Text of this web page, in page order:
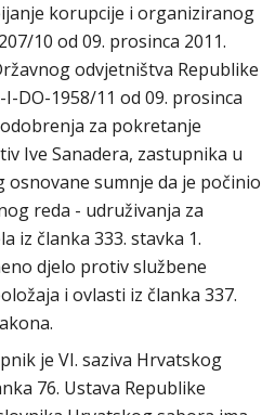
korupcije i organiziranog
10 od 09. prosinca 2011.
odvjetništva Republike
DO-1958/11 od 09. prosinca
za pokretanje
Ive Sanadera, zastupnika u
sumnje da je počinio
reda - udruživanja za
iz članka 333. stavka 1.
djelo protiv službene
i ovlasti iz članka 337.
je VI. saziva Hrvatskog
76. Ustava Republike